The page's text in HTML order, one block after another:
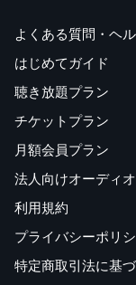
よくある質問・ヘ
はじめてガイド
聴き放題プラン
チケットプラン
月額会員プラン
法人向けオーディ
利用規約
プライバシーポリ
特定商取引法に基